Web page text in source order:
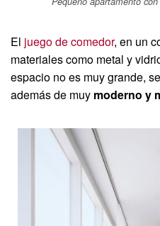
El juego de comedor, en un
materiales como metal y
espacio no es muy grande,
además de muy moderno y